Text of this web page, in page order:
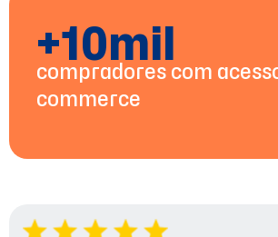
+10mil
compradores com
commerce